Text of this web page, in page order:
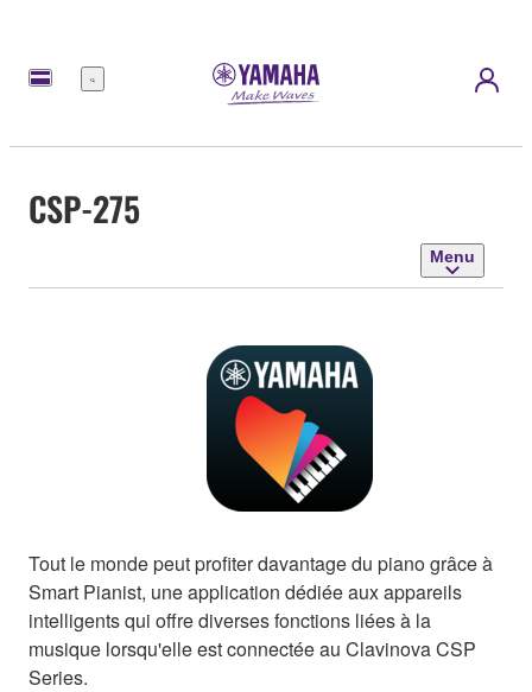
Menu
CSP-275
Menu
Tout le monde peut profiter davantage du piano grâce à
Smart Pianist, une application dédiée aux appareils
intelligents qui offre diverses fonctions liées à la
musique lorsqu'elle est connectée au Clavinova CSP
Series.